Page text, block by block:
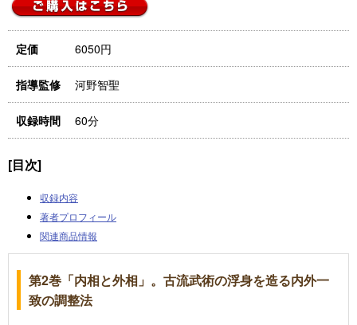
定価 6050円
指導監修 河野智聖
収録時間 60分
[目次]
収録内容
著者プロフィール
関連商品情報
第2巻「内相と外相」。古流武術の浮身を造る内外一
致の調整法